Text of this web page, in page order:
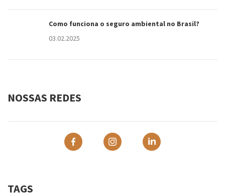
Como funciona o seguro ambiental no Brasil?
03.02.2025
NOSSAS REDES
TAGS